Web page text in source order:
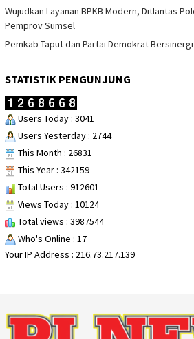
Wujudkan Layanan BPKB Modern, Ditlantas
Pemprov Sumsel
Pemkab Taput dan Partai Demokrat
STATISTIK PENGUNJUNG
Users Today : 3041
Users Yesterday : 2744
This Month : 26831
This Year : 342159
Total Users : 912601
Views Today : 10124
Total views : 3987544
Who's Online : 17
Your IP Address : 216.73.217.139